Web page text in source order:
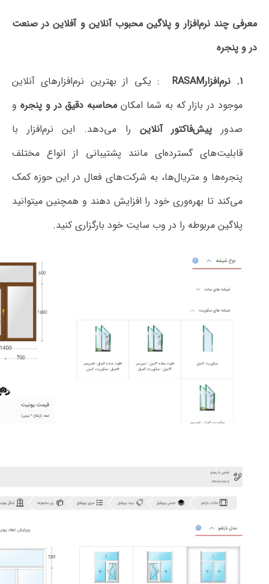
و پلاگین محبوب آنلاین و آفلاین در صنعت
RASAM : یکی از بهترین نرم‌افزارهایآنلاین
بازار که به شما امکان محاسبه دقیق در و پنجرهو
پیش‌فاکتور آنلاینرا می‌دهد. این نرم‌افزار با
گسترده‌ای مانند پشتیبانی از انواع مختلف
و متریال‌ها، به شرکت‌های فعال در این حوزه کمک
بهره‌وری خود را افزایش دهند و همچنین میتوانید
را در وب سایت خود بارگزاری کنید.